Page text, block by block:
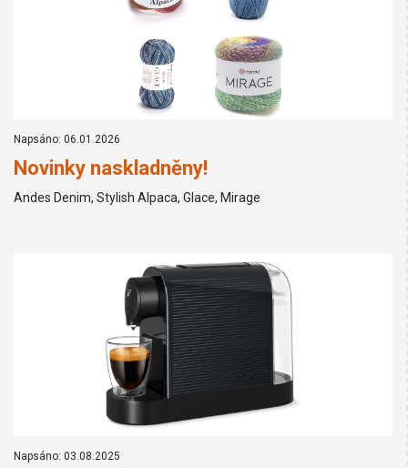
Napsáno: 06.01.2026
Novinky naskladněny!
Andes Denim, Stylish Alpaca, Glace, Mirage
Napsáno: 03.08.2025